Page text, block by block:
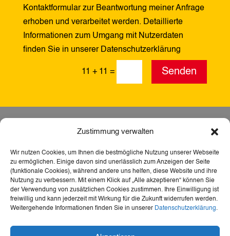
Zustimmung verwalten
Wir nutzen Cookies, um Ihnen die bestmögliche Nutzung unserer Webseite
zu ermöglichen. Einige davon sind unerlässlich zum Anzeigen der Seite
(funktionale Cookies), während andere uns helfen, diese Website und ihre
Nutzung zu verbessern. Mit einem Klick auf „Alle akzeptieren“ können Sie
der Verwendung von zusätzlichen Cookies zustimmen. Ihre Einwilligung ist
freiwillig und kann jederzeit mit Wirkung für die Zukunft widerrufen werden.
Weitergehende Informationen finden Sie in unserer Datenschutzerklärung.
Kontaktformular zur Beantwortung meiner Anfrage
erhoben und verarbeitet werden. Detaillierte
Informationen zum Umgang mit Nutzerdaten
finden Sie in unserer Datenschutzerklärung
11 + 11 = Senden